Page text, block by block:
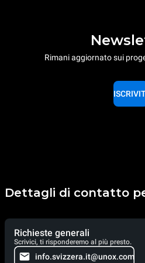
Rimani aggiornato sui
Dettagli di contatto
Richieste generali
Scrivici, ti risponderemo al più presto.
info.svizzera.it@unox.com